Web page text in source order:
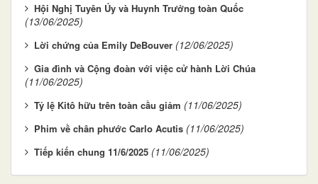
Hội Nghị Tuyên Úy và Huynh Trưởng toàn Quốc
(13/06/2025)
Lời chứng của Emily DeBouver (12/06/2025)
Gia đình và Cộng đoàn với việc cử hành Lời Chúa
(11/06/2025)
Tỷ lệ Kitô hữu trên toàn cầu giảm (11/06/2025)
Phim về chân phước Carlo Acutis (11/06/2025)
Tiếp kiến chung 11/6/2025 (11/06/2025)